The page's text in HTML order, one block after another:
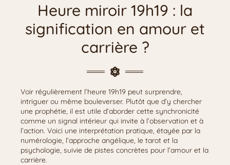
Heure miroir 19h19 : la
signification en amour et
carrière ?
Voir régulièrement l’heure 19h19 peut surprendre,
intriguer ou même bouleverser. Plutôt que d’y chercher
une prophétie, il est utile d’aborder cette synchronicité
comme un signal intérieur qui invite à l’observation et à
l’action. Voici une interprétation pratique, étayée par la
numérologie, l’approche angélique, le tarot et la
psychologie, suivie de pistes concrètes pour l’amour et la
carrière.